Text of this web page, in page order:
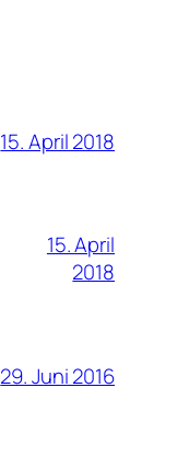
15. April 2018
15. April
2018
29. Juni 2016